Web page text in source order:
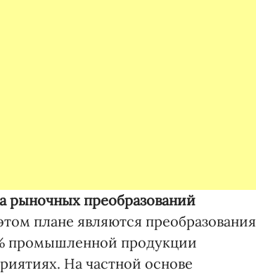
рыночных преобразований
плане являются преобразования
промышленной продукции
На частной основе